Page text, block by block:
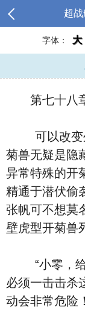
超
字体： 大
第七十八章
可以改变外
菊兽无疑是隐
异常特殊的开
精通于潜伏偷
张帆可不想莫
壁虎型开菊兽
“小零，给
必须一击击杀
动会非常危险